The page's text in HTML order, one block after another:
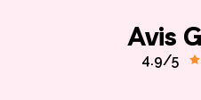
Avis
4.9/5